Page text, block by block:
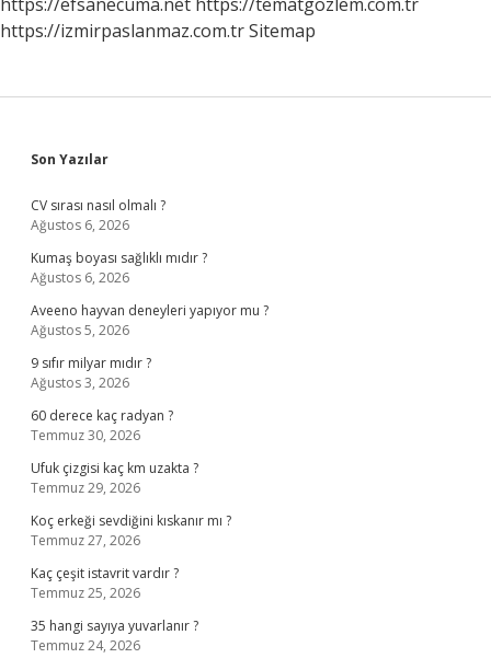
https://izmirpaslanmaz.com.trSitemap
Sidebar
Son Yazılar
CV sırası nasıl olmalı ?
Ağustos 6, 2026
Kumaş boyası sağlıklı mıdır ?
Ağustos 6, 2026
Aveeno hayvan deneyleri yapıyor mu ?
Ağustos 5, 2026
9 sıfır milyar mıdır ?
Ağustos 3, 2026
60 derece kaç radyan ?
Temmuz 30, 2026
Ufuk çizgisi kaç km uzakta ?
Temmuz 29, 2026
Koç erkeği sevdiğini kıskanır mı ?
Temmuz 27, 2026
Kaç çeşit istavrit vardır ?
Temmuz 25, 2026
35 hangi sayıya yuvarlanır ?
Temmuz 24, 2026